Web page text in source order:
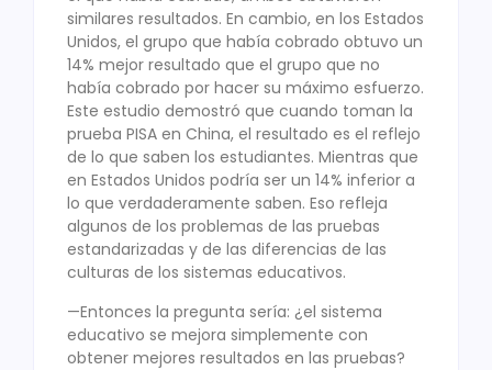
similares resultados. En cambio, en los Estados
Unidos, el grupo que había cobrado obtuvo un
14% mejor resultado que el grupo que no
había cobrado por hacer su máximo esfuerzo.
Este estudio demostró que cuando toman la
prueba PISA en China, el resultado es el reflejo
de lo que saben los estudiantes. Mientras que
en Estados Unidos podría ser un 14% inferior a
lo que verdaderamente saben. Eso refleja
algunos de los problemas de las pruebas
estandarizadas y de las diferencias de las
culturas de los sistemas educativos.
—Entonces la pregunta sería: ¿el sistema
educativo se mejora simplemente con
obtener mejores resultados en las pruebas?